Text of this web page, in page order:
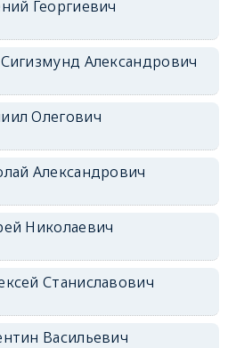
Георгиевич
Александрович
Олегович
Александрович
Николаевич
Станиславович
Васильевич